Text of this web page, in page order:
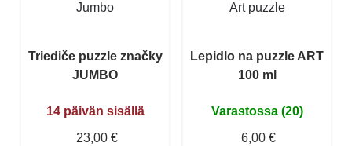
Jumbo
Triediče puzzle značky
JUMBO
14 päivän sisällä
23,00 €
Art puzzle
Lepidlo na puzzle ART
100 ml
Varastossa (20)
6,00 €